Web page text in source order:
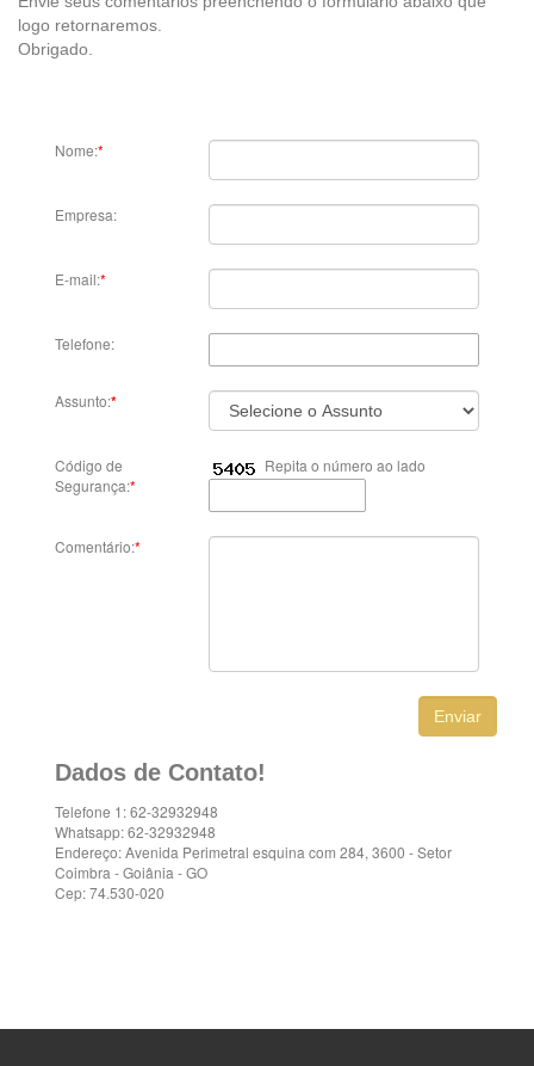
logo retornaremos.
Obrigado.
Nome:*
Empresa:
E-mail:*
Telefone:
Assunto:*
Código de
Segurança:*
Repita o número ao lado
Comentário:*
Dados de Contato!
Telefone 1: 62-32932948
Whatsapp: 62-32932948
Endereço: Avenida Perimetral esquina com 284, 3600 - Setor
Coimbra - Goiânia - GO
Cep: 74.530-020